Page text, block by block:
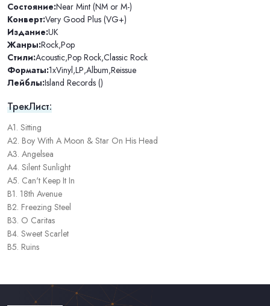
Состояние:Near Mint (NM or M-)
Конверт:Very Good Plus (VG+)
Издание:UK
Жанры:Rock,Pop
Стили:Acoustic,Pop Rock,Classic Rock
Форматы:1xVinyl,LP,Album,Reissue
Лейблы:Island Records ()
ТрекЛист:
A1. Sitting
A2. Boy With A Moon & Star On His Head
A3. Angelsea
A4. Silent Sunlight
A5. Can't Keep It In
B1. 18th Avenue
B2. Freezing Steel
B3. O Caritas
B4. Sweet Scarlet
B5. Ruins